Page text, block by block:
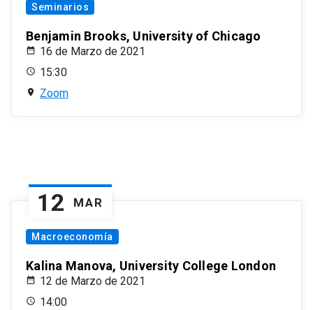
Seminarios
Benjamin Brooks, University of Chicago
16 de Marzo de 2021
15:30
Zoom
12 MAR
Macroeconomía
Kalina Manova, University College London
12 de Marzo de 2021
14:00